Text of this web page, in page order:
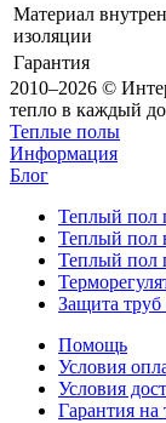
Материал
изоляции
Гарантия
2010–2026 ©
тепло в каждый
Теплые полы
Информация
Блог
Теплый пол
Теплый пол
Теплый пол
Защита труб
Помощь
Условия
Условия
Гарантия на